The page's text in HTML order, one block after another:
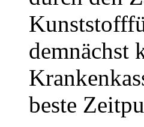
demnächst
beste